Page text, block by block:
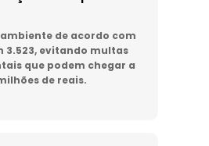
de acordo com
3.523, evitando multas
que podem chegar a
de reais.